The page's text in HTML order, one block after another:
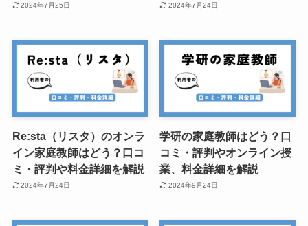
2024年7月25日 2024年7月24日
Re:sta（リスタ）のオンラ
イン家庭教師はどう？口コ
ミ・評判や料金詳細を解説
2024年7月24日
学研の家庭教師はどう？口
コミ・評判やオンライン授
業、料金詳細を解説
2024年9月24日